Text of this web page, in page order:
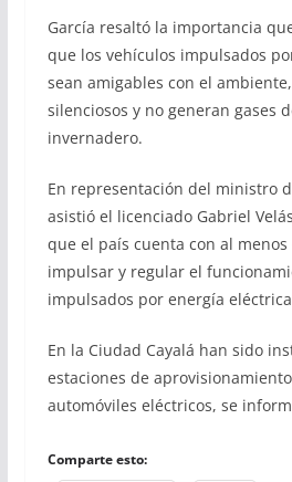
García resaltó la importancia
que los vehículos impulsados
sean amigables con el
silenciosos y no generan gases
invernadero.
En representación del ministro
asistió el licenciado Gabriel
que el país cuenta con al
impulsar y regular el
impulsados por energía
En la Ciudad Cayalá han sido
estaciones de
automóviles eléctricos, se
Comparte esto: